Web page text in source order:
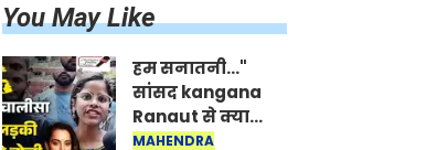
You May Like
हम सनातनी..."
सांसद kangana
Ranaut से क्या
बोली लड़की? Viral
MAHENDRA